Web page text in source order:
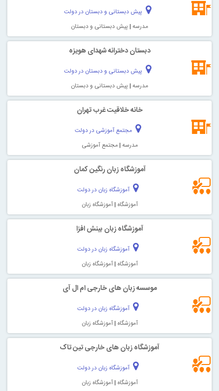
پیش دبستانی و دبستان در دولت
مدرسه | پیش دبستانی و دبستان
دبستان دخترانه شهدای هویزه
پیش دبستانی و دبستان در دولت
مدرسه | پیش دبستانی و دبستان
خانه خلاقیت غرب تهران
مجتمع آموزشی در دولت
مدرسه |مجتمع آموزشی
آموزشگاه زبان رنگین کمان
آموزشگاه زبان در دولت
آموزشگاه |آموزشگاه زبان
آموزشگاه زبان بینش افزا
آموزشگاه زبان در دولت
آموزشگاه |آموزشگاه زبان
موسسه زبان های خارجی ام ال آی
آموزشگاه زبان در دولت
آموزشگاه |آموزشگاه زبان
آموزشگاه زبان های خارجی تین تاک
آموزشگاه زبان در دولت
آموزشگاه |آموزشگاه زبان